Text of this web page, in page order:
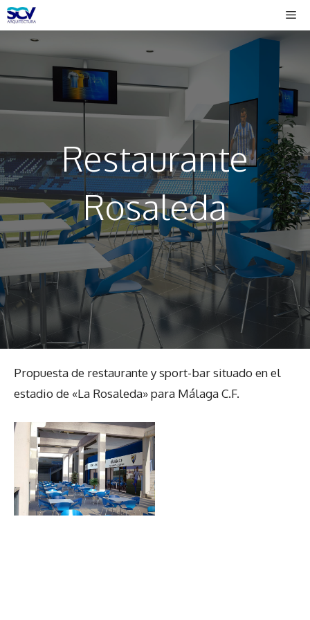
Saltar
al
contenido
Restaurante
Rosaleda
Propuesta de restaurante y sport-bar situado en el
estadio de «La Rosaleda» para Málaga C.F.